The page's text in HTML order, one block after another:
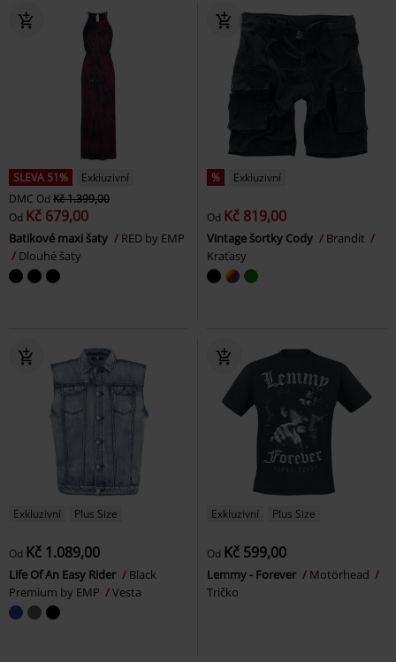
SLEVA 51%
Exkluzivní
DMC Od Kč 1.399,00
Od Kč 679,00
Batikové maxi šaty
RED by EMP
Dlouhé šaty
% Exkluzivní
Od Kč 819,00
Vintage šortky Cody
Brandit
Kraťasy
Exkluzivní Plus Size
Od Kč 1.089,00
Life Of An Easy Rider
Black
Premium by EMP
Vesta
Exkluzivní Plus Size
Od Kč 599,00
Lemmy - Forever
Motörhead
Tričko